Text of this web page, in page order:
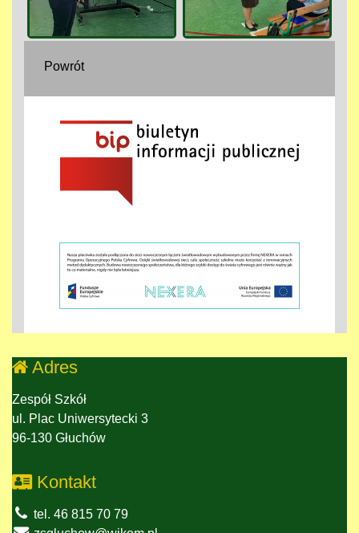
Powrót
Adres
Zespół Szkół
ul. Plac Uniwersytecki 3
96-130 Głuchów
Kontakt
tel. 46 815 70 79